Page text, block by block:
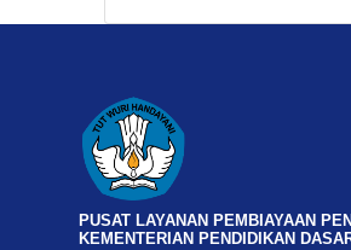
PUSAT LAYANAN PEMBIAYAAN
KEMENTERIAN PENDIDIKAN